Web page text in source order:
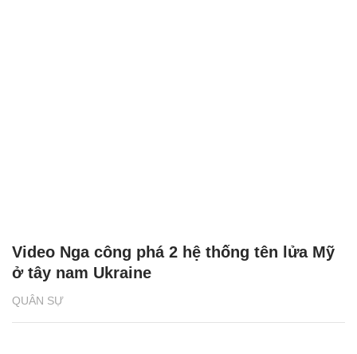
QUÂN SỰ
Video Nga công phá 2 hệ thống tên lửa Mỹ
ở tây nam Ukraine